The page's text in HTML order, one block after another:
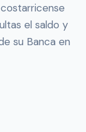
el saldo y
su Banca en